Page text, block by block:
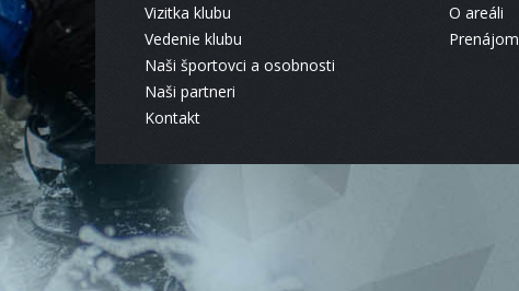
Vizitka klubu
Vedenie klubu
Naši športovci a osobnosti
Naši partneri
Kontakt
O areáli
Prenájom